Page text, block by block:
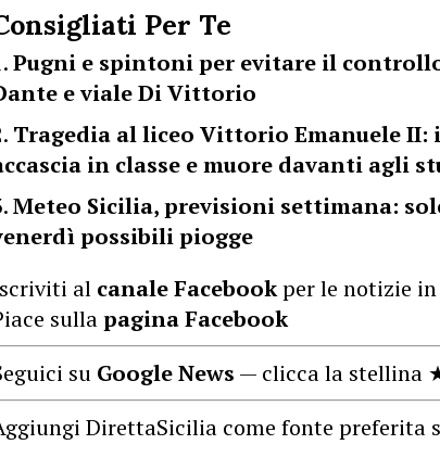
Per Te
Pugni e spintoni per evitare il
e viale Di Vittorio
Tragedia al liceo Vittorio Emanuele II:
in classe e muore davanti agli
Meteo Sicilia, previsioni settimana:
possibili piogge
al canale Facebookper le notizie
sullapagina Facebook
su Google News — clicca la stellina
DirettaSicilia come fonte preferita